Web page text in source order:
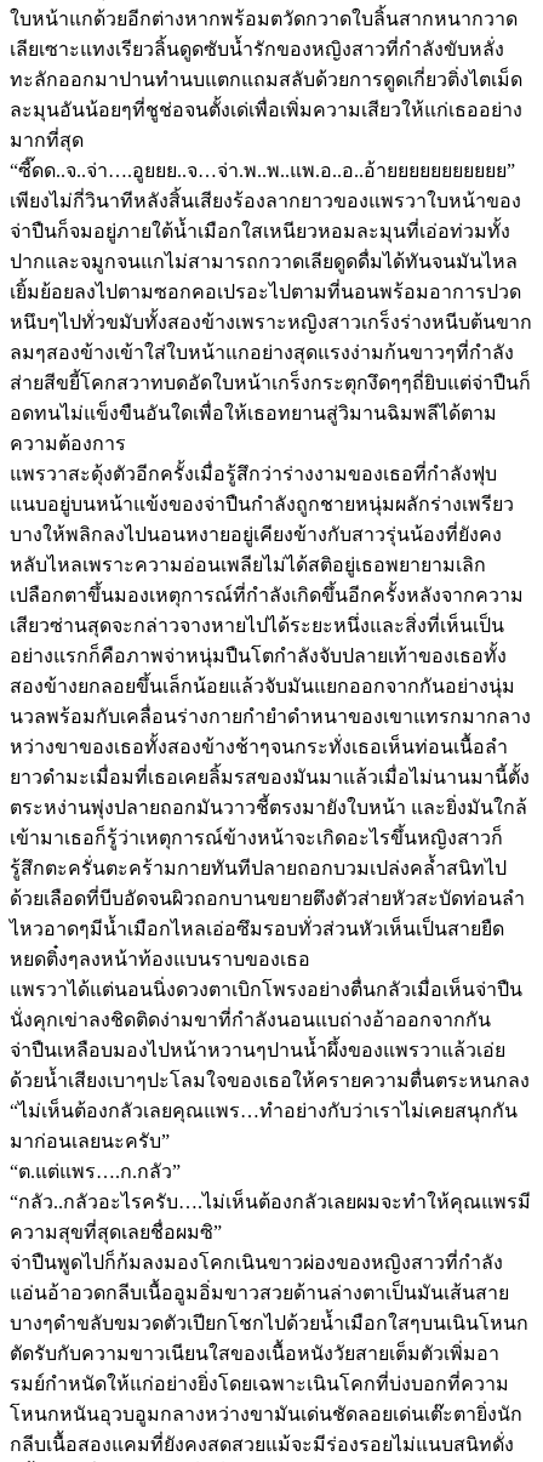
ใบหน้าแกด้วยอีกต่างหากพร้อมตวัดกวาดใบลิ้นสากหนากวาด
เลียเซาะแทงเรียวลิ้นดูดซับน้ำรักของหญิงสาวที่กำลังขับหลั่ง
ทะลักออกมาปานทำนบแตกแถมสลับด้วยการดูดเกี่ยวติ่งไตเม็ด
ละมุนอันน้อยๆที่ชูช่อจนตั้งเด่เพื่อเพิ่มความเสียวให้แก่เธออย่าง
มากที่สุด
“ซี๊ดด..จ..จ่า….อูยยย..จ…จ่า.พ..พ..แพ.อ..อ..อ้ายยยยยยยยยยย”
เพียงไม่กี่วินาทีหลังสิ้นเสียงร้องลากยาวของแพรวาใบหน้าของ
จ่าปืนก็จมอยู่ภายใต้น้ำเมือกใสเหนียวหอมละมุนที่เอ่อท่วมทั้ง
ปากและจมูกจนแกไม่สามารถกวาดเลียดูดดื่มได้ทันจนมันไหล
เยิ้มย้อยลงไปตามซอกคอเปรอะไปตามที่นอนพร้อมอาการปวด
หนึบๆไปทั่วขมับทั้งสองข้างเพราะหญิงสาวเกร็งร่างหนีบต้นขาก
ลมๆสองข้างเข้าใส่ใบหน้าแกอย่างสุดแรงง่ามก้นขาวๆที่กำลัง
ส่ายสีขยี้โคกสวาทบดอัดใบหน้าเกร็งกระตุกงึดๆๆถี่ยิบแต่จ่าปืนก็
อดทนไม่แข็งขืนอันใดเพื่อให้เธอทยานสู่วิมานฉิมพลีได้ตาม
ความต้องการ
แพรวาสะดุ้งตัวอีกครั้งเมื่อรู้สึกว่าร่างงามของเธอที่กำลังฟุบ
แนบอยู่บนหน้าแข้งของจ่าปืนกำลังถูกชายหนุ่มผลักร่างเพรียว
บางให้พลิกลงไปนอนหงายอยู่เคียงข้างกับสาวรุ่นน้องที่ยังคง
หลับไหลเพราะความอ่อนเพลียไม่ได้สติอยู่เธอพยายามเลิก
เปลือกตาขึ้นมองเหตุการณ์ที่กำลังเกิดขึ้นอีกครั้งหลังจากความ
เสียวซ่านสุดจะกล่าวจางหายไปได้ระยะหนึ่งและสิ่งที่เห็นเป็น
อย่างแรกก็คือภาพจ่าหนุ่มปืนโตกำลังจับปลายเท้าของเธอทั้ง
สองข้างยกลอยขึ้นเล็กน้อยแล้วจับมันแยกออกจากกันอย่างนุ่ม
นวลพร้อมกับเคลื่อนร่างกายกำยำดำหนาของเขาแทรกมากลาง
หว่างขาของเธอทั้งสองข้างช้าๆจนกระทั่งเธอเห็นท่อนเนื้อลำ
ยาวดำมะเมื่อมที่เธอเคยลิ้มรสของมันมาแล้วเมื่อไม่นานมานี้ตั้ง
ตระหง่านพุ่งปลายถอกมันวาวชี้ตรงมายังใบหน้า และยิ่งมันใกล้
เข้ามาเธอก็รู้ว่าเหตุการณ์ข้างหน้าจะเกิดอะไรขึ้นหญิงสาวก็
รู้สึกตะครั่นตะคร้ามกายทันทีปลายถอกบวมเปล่งคล้ำสนิทไป
ด้วยเลือดที่บีบอัดจนผิวถอกบานขยายตึงตัวส่ายหัวสะบัดท่อนลำ
ไหวอาดๆมีน้ำเมือกไหลเอ่อซึมรอบทั่วส่วนหัวเห็นเป็นสายยืด
หยดติ๋งๆลงหน้าท้องแบนราบของเธอ
แพรวาได้แต่นอนนิ่งดวงตาเบิกโพรงอย่างตื่นกลัวเมื่อเห็นจ่าปืน
นั่งคุกเข่าลงชิดติดง่ามขาที่กำลังนอนแบถ่างอ้าออกจากกัน
จ่าปืนเหลือบมองไปหน้าหวานๆปานน้ำผึ้งของแพรวาแล้วเอ่ย
ด้วยน้ำเสียงเบาๆปะโลมใจของเธอให้ครายความตื่นตระหนกลง
“ไม่เห็นต้องกลัวเลยคุณแพร…ทำอย่างกับว่าเราไม่เคยสนุกกัน
มาก่อนเลยนะครับ”
“ต.แต่แพร….ก.กลัว”
“กลัว..กลัวอะไรครับ….ไม่เห็นต้องกลัวเลยผมจะทำให้คุณแพรมี
ความสุขที่สุดเลยชื่อผมซิ”
จ่าปืนพูดไปก็ก้มลงมองโคกเนินขาวผ่องของหญิงสาวที่กำลัง
แอ่นอ้าอวดกลีบเนื้ออูมอิ่มขาวสวยด้านล่างตาเป็นมันเส้นสาย
บางๆดำขลับขมวดตัวเปียกโชกไปด้วยน้ำเมือกใสๆบนเนินโหนก
ตัดรับกับความขาวเนียนใสของเนื้อหนังวัยสายเต็มตัวเพิ่มอา
รมย์กำหนัดให้แก่อย่างยิ่งโดยเฉพาะเนินโคกที่บ่งบอกที่ความ
โหนกหนันอุวบอูมกลางหว่างขามันเด่นชัดลอยเด่นเต๊ะตายิ่งนัก
กลีบเนื้อสองแคมที่ยังคงสดสวยแม้จะมีร่องรอยไม่แนบสนิทดั่ง